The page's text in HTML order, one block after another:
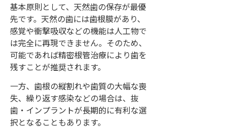
基本原則として、天然歯の保存が最優
先です。天然の歯には歯根膜があり、
感覚や衝撃吸収などの機能は人工物で
は完全に再現できません。そのため、
可能であれば精密根管治療により歯を
残すことが推奨されます。
一方、歯根の縦割れや歯質の大幅な喪
失、繰り返す感染などの場合は、抜
歯・インプラントが長期的に有利な選
択となることもあります。